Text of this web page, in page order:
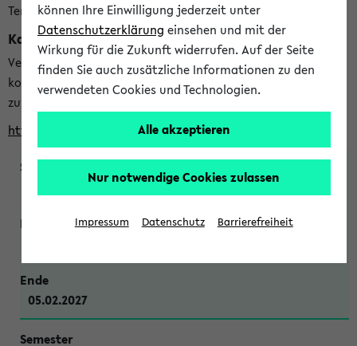
Termine imKalender der Lehrplanung
Kalenderintegration
Verwenden Sie die folgende Adresse, um mit einer
kompatiblen Kalenderanwendung auf die Vorlesungszeiten
zuzugreifen (nähere Informationen
finden Sie hier
https://ekvv.uni-bielefeld.de/ws/calendar?vz
WiSe 2026/2027
05.02.2027
können Ihre Einwilligung jederzeit unter
Datenschutzerklärung einsehen und mit der
Wirkung für die Zukunft widerrufen. Auf der Seite
finden Sie auch zusätzliche Informationen zu den
verwendeten Cookies und Technologien.
Alle akzeptieren
Nur notwendige Cookies zulassen
Impressum Datenschutz Barrierefreiheit